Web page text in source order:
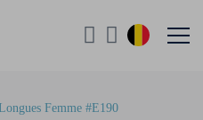
Femme #E190